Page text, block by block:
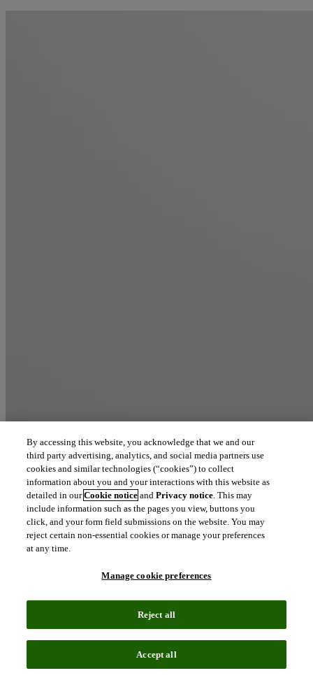
주요 트렌드
file_download
규제 분야에서 2024년은 여러 “최초”가 이뤄진 해였습니다. 니
간 질환으로 간 흉터가 있는 환자를 위한 첫 치료 옵션으로 미
By accessing this website, you acknowledge that we and our
third party advertising, analytics, and social media partners use
cookies and similar technologies (“cookies”) to collect
information about you and your interactions with this website as
detailed in ourCookie notice andPrivacy notice. This may
include information such as the pages you view, buttons you
click, and your form field submissions on the website. You may
reject certain non-essential cookies or manage your preferences
at any time.
Manage cookie preferences
Reject all
Accept all